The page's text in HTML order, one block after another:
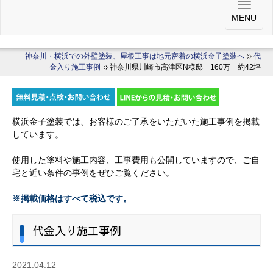
MENU
神奈川・横浜での外壁塗装、屋根工事は地元密着の横浜金子塗装へ
代
金入り施工事例
神奈川県川崎市高津区N様邸 160万 約42坪
横浜金子塗装では、お客様のご了承をいただいた施工事例を掲載
しています。
使用した塗料や施工内容、工事費用も公開していますので、ご自
宅と近い条件の事例をぜひご覧ください。
※掲載価格はすべて税込です。
代金入り施工事例
2021.04.12